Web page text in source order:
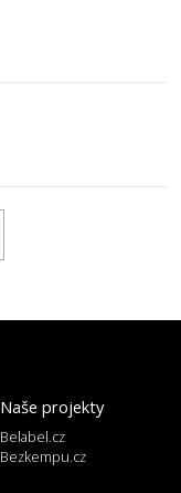
Naše projekty
Belabel.cz
Bezkempu.cz